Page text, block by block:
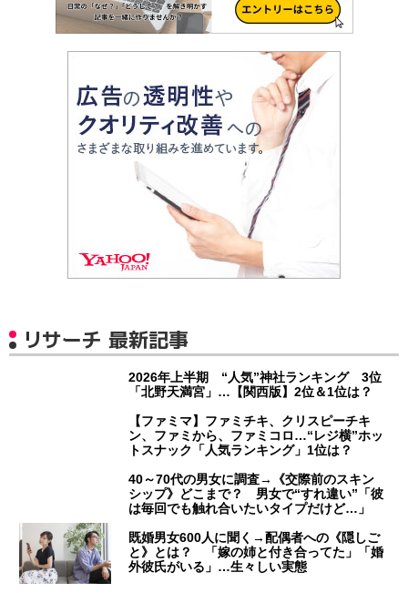
リサーチ 最新記事
2026年上半期 “人気”神社ランキング 3位
「北野天満宮」…【関西版】2位＆1位は？
【ファミマ】ファミチキ、クリスピーチキ
ン、ファミから、ファミコロ…“レジ横”ホッ
トスナック「人気ランキング」1位は？
40～70代の男女に調査→《交際前のスキン
シップ》どこまで？ 男女で“すれ違い”「彼
は毎回でも触れ合いたいタイプだけど…」
既婚男女600人に聞く→配偶者への《隠しご
と》とは？ 「嫁の姉と付き合ってた」「婚
外彼氏がいる」…生々しい実態